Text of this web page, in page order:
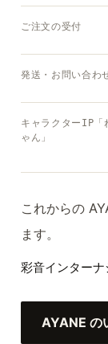
ご注文の受付
発送・お問い合わ
キャラクターIP「
ゃん」
これからの
ます。
彩音インター
AYANE の